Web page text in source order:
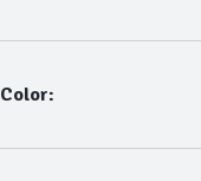
Color: